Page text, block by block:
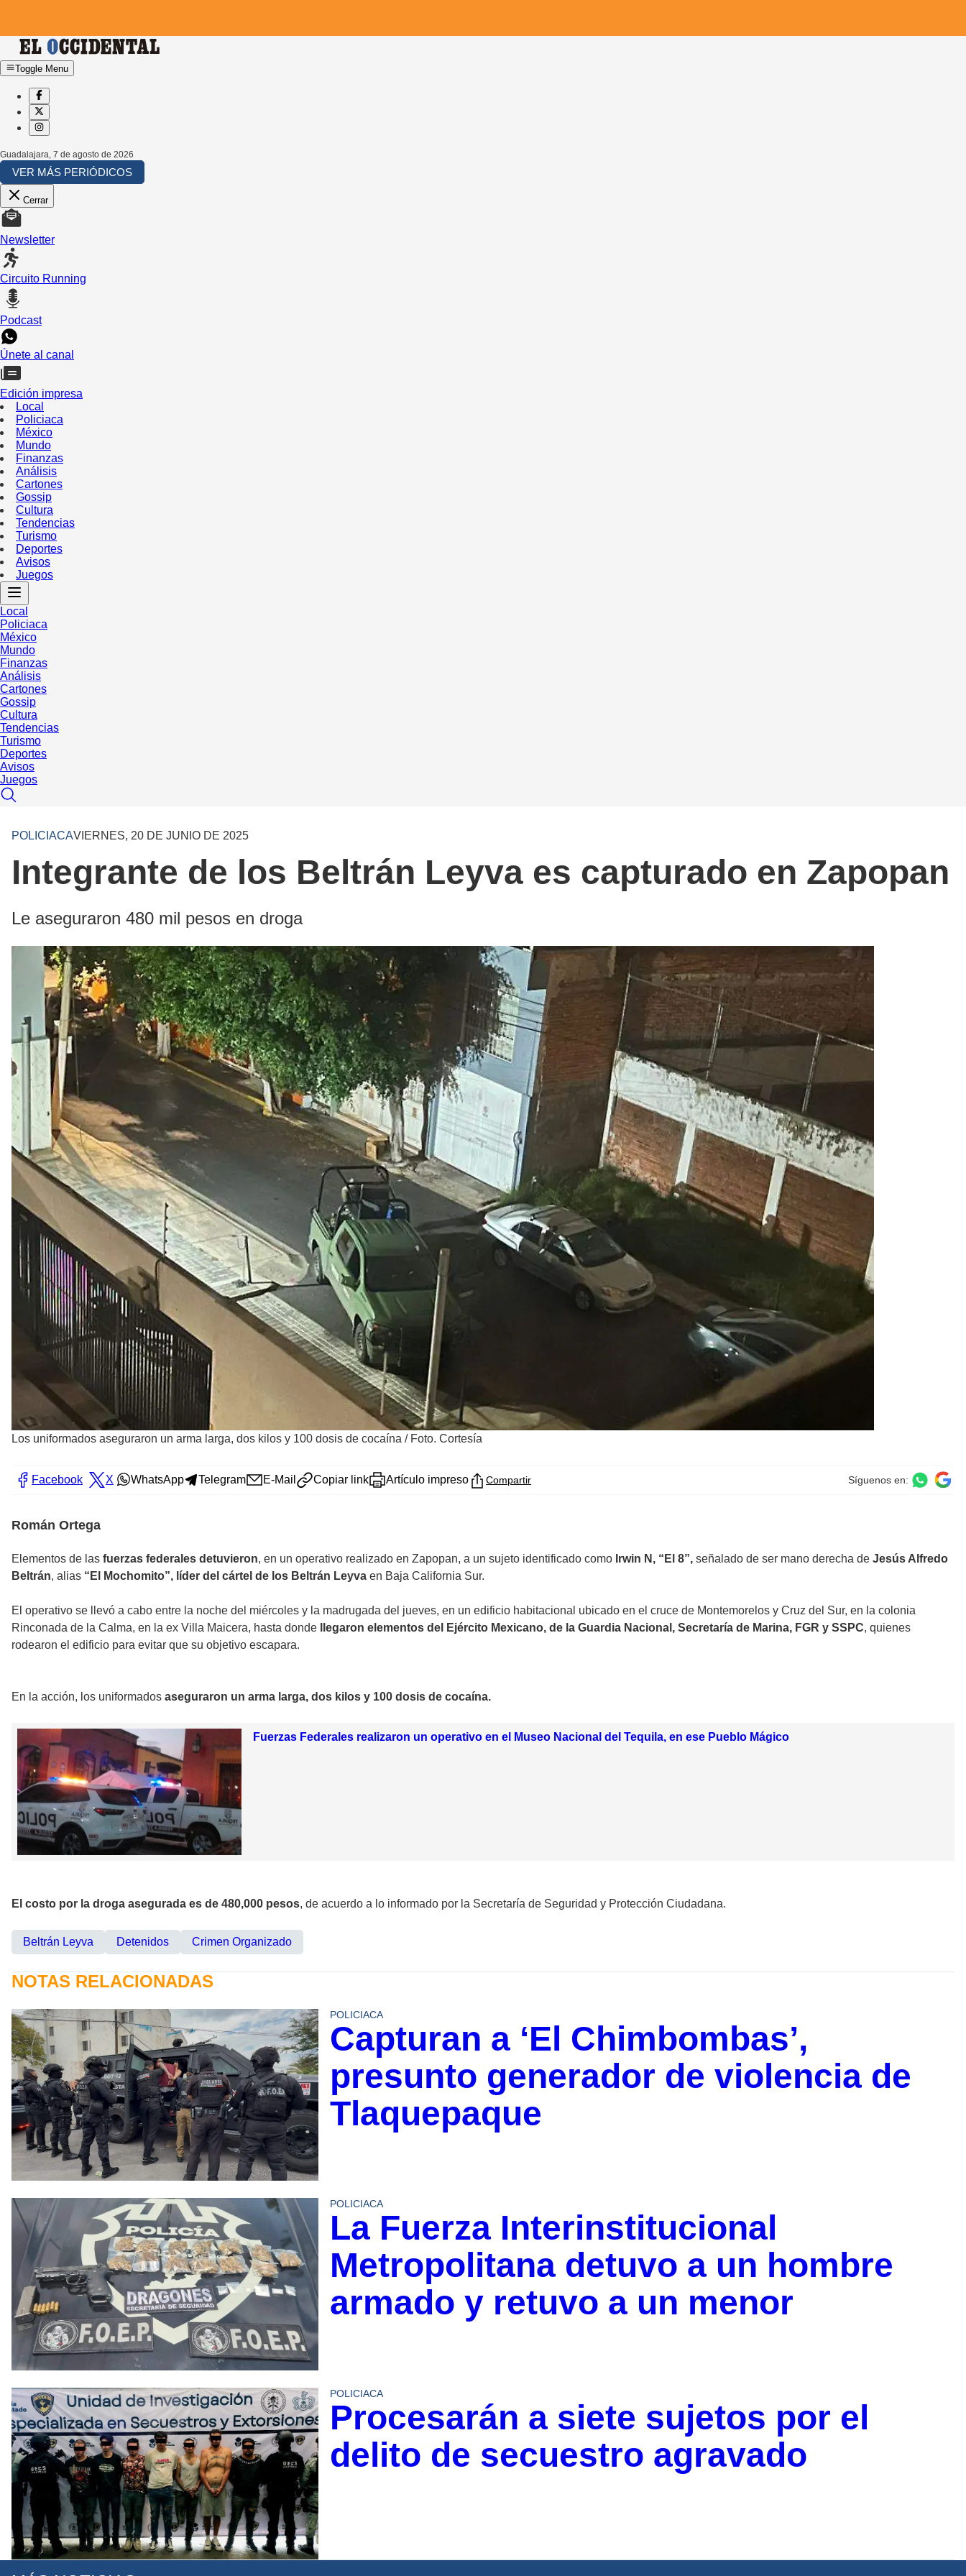
Toggle Menu
Guadalajara, 7 de agosto de 2026
VER MÁS PERIÓDICOS
Cerrar
Newsletter
Circuito Running
Podcast
Únete al canal
Edición impresa
Local
Policiaca
México
Mundo
Finanzas
Análisis
Cartones
Gossip
Cultura
Tendencias
Turismo
Deportes
Avisos
Juegos
Local
Policiaca
México
Mundo
Finanzas
Análisis
Cartones
Gossip
Cultura
Tendencias
Turismo
Deportes
Avisos
Juegos
POLICIACAVIERNES, 20 DE JUNIO DE 2025
Integrante de los Beltrán Leyva es capturado en Zapopan
Le aseguraron 480 mil pesos en droga
Los uniformados aseguraron un arma larga, dos kilos y 100 dosis de cocaína / Foto. Cortesía
Facebook X WhatsApp Telegram E-Mail Copiar link Artículo impreso Compartir Síguenos en:
Román Ortega
Elementos de las fuerzas federales detuvieron, en un operativo realizado en Zapopan, a un sujeto identificado como Irwin N, “El 8”, señalado de ser mano derecha de Jesús Alfredo
Beltrán, alias “El Mochomito”, líder del cártel de los Beltrán Leyva en Baja California Sur.
El operativo se llevó a cabo entre la noche del miércoles y la madrugada del jueves, en un edificio habitacional ubicado en el cruce de Montemorelos y Cruz del Sur, en la colonia
Rinconada de la Calma, en la ex Villa Maicera, hasta donde
llegaron elementos del Ejército Mexicano, de la Guardia Nacional, Secretaría de Marina, FGR y SSPC, quienes
rodearon el edificio para evitar que su objetivo escapara.
En la acción, los uniformados aseguraron un arma larga, dos kilos y 100 dosis de cocaína.
Fuerzas Federales realizaron un operativo en el Museo Nacional del Tequila, en ese Pueblo Mágico
El costo por la droga asegurada es de 480,000 pesos, de acuerdo a lo informado por la Secretaría de Seguridad y Protección Ciudadana.
Beltrán Leyva Detenidos Crimen Organizado
NOTAS RELACIONADAS
POLICIACA
Capturan a ‘El Chimbombas’,
presunto generador de violencia de
Tlaquepaque
POLICIACA
La Fuerza Interinstitucional
Metropolitana detuvo a un hombre
armado y retuvo a un menor
POLICIACA
Procesarán a siete sujetos por el
delito de secuestro agravado